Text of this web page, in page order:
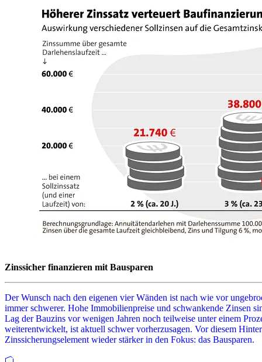
Zinssicher finanzieren mit Bausparen
Der Wunsch nach den eigenen vier Wänden ist nach wie vor
immer schwerer. Hohe Immobilienpreise und schwankende Zinsen
Lag der Bauzins vor wenigen Jahren noch teilweise unter einem
weiterentwickelt, ist aktuell schwer vorherzusagen. Vor diesem
Zinssicherungselement wieder stärker in den Fokus: das Bausparen.